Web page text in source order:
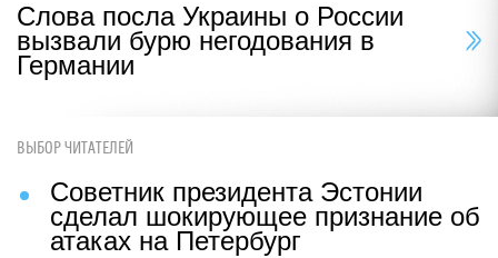
Слова посла Украины о России
вызвали бурю негодования в
Германии
ВЫБОР ЧИТАТЕЛЕЙ
Советник президента Эстонии
сделал шокирующее признание об
атаках на Петербург